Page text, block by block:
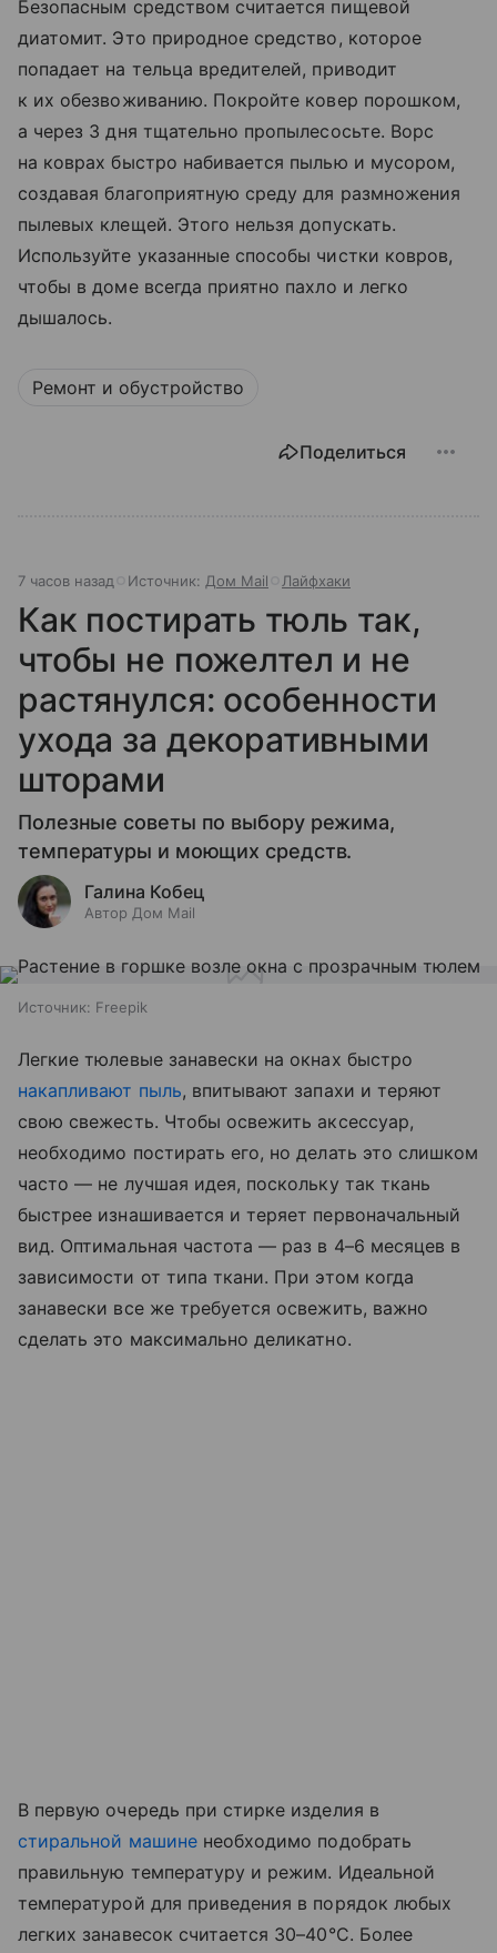
Безопасным средством считается пищевой
диатомит. Это природное средство, которое
попадает на тельца вредителей, приводит
к их обезвоживанию. Покройте ковер порошком,
а через 3 дня тщательно пропылесосьте. Ворс
на коврах быстро набивается пылью и мусором,
создавая благоприятную среду для размножения
пылевых клещей. Этого нельзя допускать.
Используйте указанные способы чистки ковров,
чтобы в доме всегда приятно пахло и легко
дышалось.
Ремонт и обустройство
Поделиться
7 часов назад Источник: Дом Mail Лайфхаки
Как постирать тюль так,
чтобы не пожелтел и не
растянулся: особенности
ухода за декоративными
шторами
Полезные советы по выбору режима,
температуры и моющих средств.
Галина Кобец
Автор Дом Mail
Источник: Freepik
Легкие тюлевые занавески на окнах быстро
накапливают пыль, впитывают запахи и теряют
свою свежесть. Чтобы освежить аксессуар,
необходимо постирать его, но делать это слишком
часто — не лучшая идея, поскольку так ткань
быстрее изнашивается и теряет первоначальный
вид. Оптимальная частота — раз в 4–6 месяцев в
зависимости от типа ткани. При этом когда
занавески все же требуется освежить, важно
сделать это максимально деликатно.
В первую очередь при стирке изделия в
стиральной машиненеобходимо подобрать
правильную температуру и режим. Идеальной
температурой для приведения в порядок любых
легких занавесок считается 30–40°C. Более